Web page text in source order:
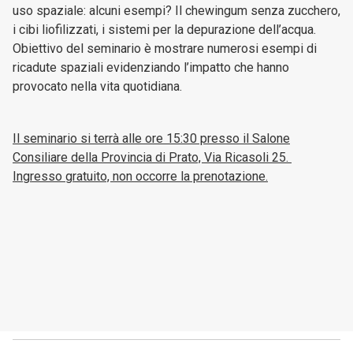
uso spaziale: alcuni esempi? Il chewingum senza zucchero,
i cibi liofilizzati, i sistemi per la depurazione dell’acqua.
Obiettivo del seminario è mostrare numerosi esempi di
ricadute spaziali evidenziando l’impatto che hanno
provocato nella vita quotidiana.
Il seminario si terrà alle ore 15:30 presso il Salone
Consiliare della Provincia di Prato, Via Ricasoli 25.
Ingresso gratuito, non occorre la prenotazione.